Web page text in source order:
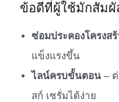
ข้อดีที่ผู้ใช้มักสัมผั
ซ่อมประคองโครงสร้
แข็งแรงขึ้น
ไลน์ครบขั้นตอน –
สก์ เซรั่มได้ง่าย